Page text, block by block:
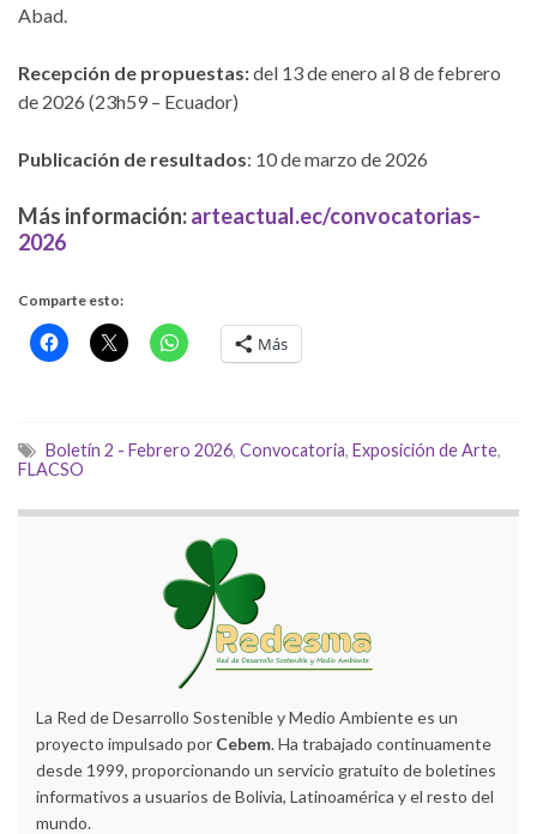
Abad.
Recepción de propuestas:del 13 de enero al 8 de febrero
de 2026 (23h59 – Ecuador)
Publicación de resultados: 10 de marzo de 2026
Más información:arteactual.ec/convocatorias-
2026
Comparte esto:
Más
Boletín 2 - Febrero 2026, Convocatoria, Exposición de Arte,
FLACSO
La Red de Desarrollo Sostenible y Medio Ambiente es un
proyecto impulsado por Cebem. Ha trabajado continuamente
desde 1999, proporcionando un servicio gratuito de boletines
informativos a usuarios de Bolivia, Latinoamérica y el resto del
mundo.